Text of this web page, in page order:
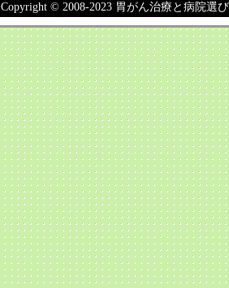
Copyright © 2008-2023 胃がん治療と病院選